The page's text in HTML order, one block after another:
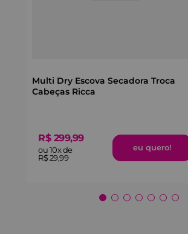
Multi Dry Escova Secadora Troca
Cabeças Ricca
R$ 299,99
ou10x de
R$29,99